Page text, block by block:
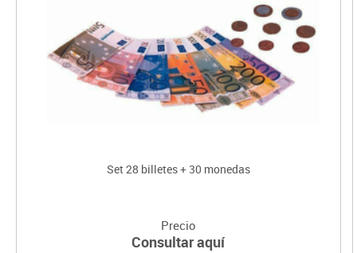
Set 28 billetes + 30 monedas
Precio
Consultar aquí